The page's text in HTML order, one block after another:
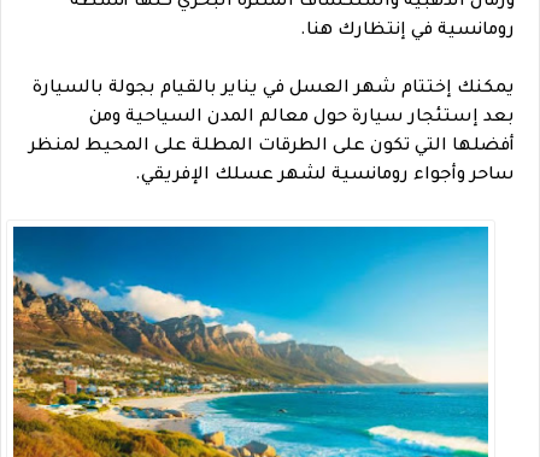
رومانسية في إنتظارك هنا.
يمكنك إختتام شهر العسل في يناير بالقيام بجولة بالسيارة
بعد إستئجار سيارة حول معالم المدن السياحية ومن
أفضلها التي تكون على الطرقات المطلة على المحيط لمنظر
ساحر وأجواء رومانسية لشهر عسلك الإفريقي.